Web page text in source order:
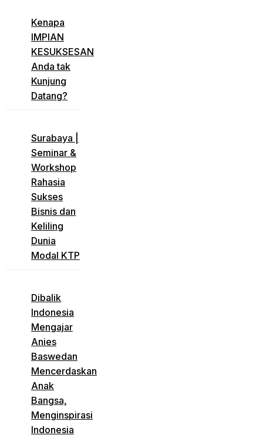
​Kenapa
IMPIAN
KESUKSESAN
Anda tak
Kunjung
Datang?
​Surabaya |
Seminar &
Workshop
Rahasia
Sukses
Bisnis dan
Keliling
Dunia
Modal KTP
Dibalik
Indonesia
Mengajar
Anies
Baswedan
Mencerdaskan
Anak
Bangsa,
Menginspirasi
Indonesia